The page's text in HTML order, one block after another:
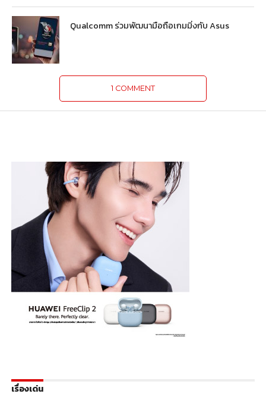
Qualcomm ร่วมพัฒนามือถือเกมมิ่งกับ Asus
1 COMMENT
เรื่องเด่น